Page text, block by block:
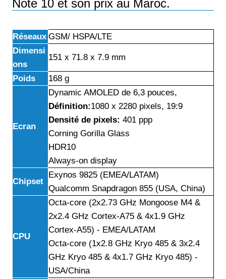
Note 10 et son prix au Maroc.
Réseaux GSM/ HSPA/LTE
Dimensi
ons
151 x 71.8 x 7.9 mm
Poids 168 g
Ecran
Dynamic AMOLED de 6,3 pouces,
Définition:1080 x 2280 pixels, 19:9
Densité de pixels: 401 ppp
Corning Gorilla Glass
HDR10
Always-on display
Chipset
Exynos 9825 (EMEA/LATAM)
Qualcomm Snapdragon 855 (USA, China)
CPU
Octa-core (2x2.73 GHz Mongoose M4 &
2x2.4 GHz Cortex-A75 & 4x1.9 GHz
Cortex-A55) - EMEA/LATAM
Octa-core (1x2.8 GHz Kryo 485 & 3x2.4
GHz Kryo 485 & 4x1.7 GHz Kryo 485) -
USA/China